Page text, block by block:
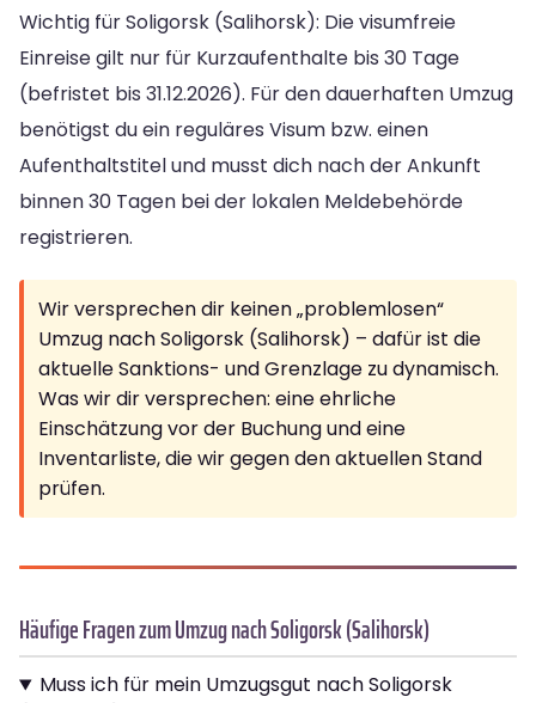
Wichtig für Soligorsk (Salihorsk): Die visumfreie
Einreise gilt nur für Kurzaufenthalte bis 30 Tage
(befristet bis 31.12.2026). Für den dauerhaften Umzug
benötigst du ein reguläres Visum bzw. einen
Aufenthaltstitel und musst dich nach der Ankunft
binnen 30 Tagen bei der lokalen Meldebehörde
registrieren.
Wir versprechen dir keinen „problemlosen“
Umzug nach Soligorsk (Salihorsk) – dafür ist die
aktuelle Sanktions- und Grenzlage zu dynamisch.
Was wir dir versprechen: eine ehrliche
Einschätzung vor der Buchung und eine
Inventarliste, die wir gegen den aktuellen Stand
prüfen.
Häufige Fragen zum Umzug nach Soligorsk (Salihorsk)
Muss ich für mein Umzugsgut nach Soligorsk